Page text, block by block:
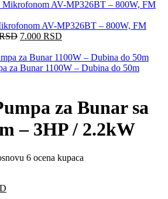
AV-MP326BT – 800W, FM
7.000 RSD
za Bunar 1100W – Dubina do 50m
za Bunar sa
– 3HP / 2.2kW
6 ocena kupaca